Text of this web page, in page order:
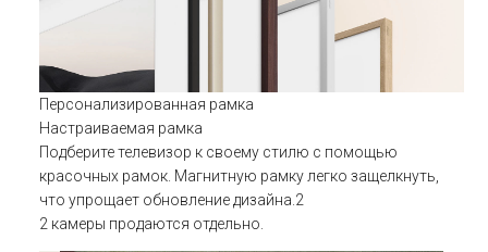
Персонализированная рамка
Настраиваемая рамка
Подберите телевизор к своему стилю с помощью
красочных рамок. Магнитную рамку легко защелкнуть,
что упрощает обновление дизайна.2
2 камеры продаются отдельно.